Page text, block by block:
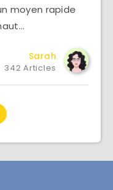
moyen rapide
Sarah
342 Articles